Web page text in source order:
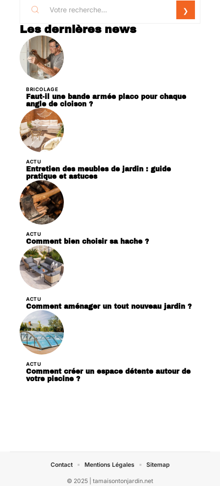
Les dernières news
BRICOLAGE
Faut-il une bande armée placo pour chaque
angle de cloison ?
ACTU
Entretien des meubles de jardin : guide
pratique et astuces
ACTU
Comment bien choisir sa hache ?
ACTU
Comment aménager un tout nouveau jardin ?
ACTU
Comment créer un espace détente autour de
votre piscine ?
© 2025 | tamaisontonjardin.net
Contact Mentions Légales Sitemap